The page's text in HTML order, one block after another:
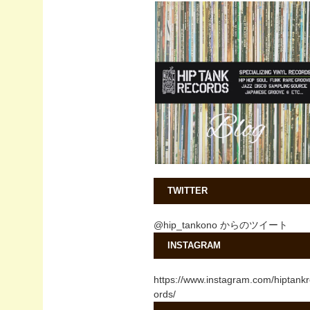
TWITTER
@hip_tankono からのツイート
INSTAGRAM
https://www.instagram.com/
ords/